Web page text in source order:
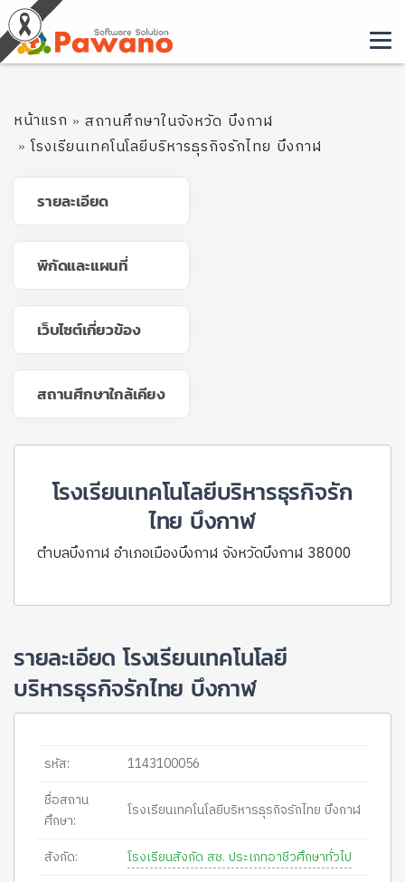
หน้าแรก
สถานศึกษาในจังหวัด บึงกาฬ
โรงเรียนเทคโนโลยีบริหารธุรกิจรักไทย บึงกาฬ
รายละเอียด
พิกัดและแผนที่
เว็บไซต์เกี่ยวข้อง
สถานศึกษาใกล้เคียง
โรงเรียนเทคโนโลยีบริหารธุรกิจรัก
ไทย บึงกาฬ
ตำบลบึงกาฬ อำเภอเมืองบึงกาฬ จังหวัดบึงกาฬ 38000
รายละเอียด โรงเรียนเทคโนโลยี
บริหารธุรกิจรักไทย บึงกาฬ
รหัส:
1143100056
ชื่อสถาน
ศึกษา:
โรงเรียนเทคโนโลยีบริหารธุรกิจรักไทย บึงกาฬ
สังกัด: โรงเรียนสังกัด สช. ประเภทอาชีวศึกษาทั่วไป